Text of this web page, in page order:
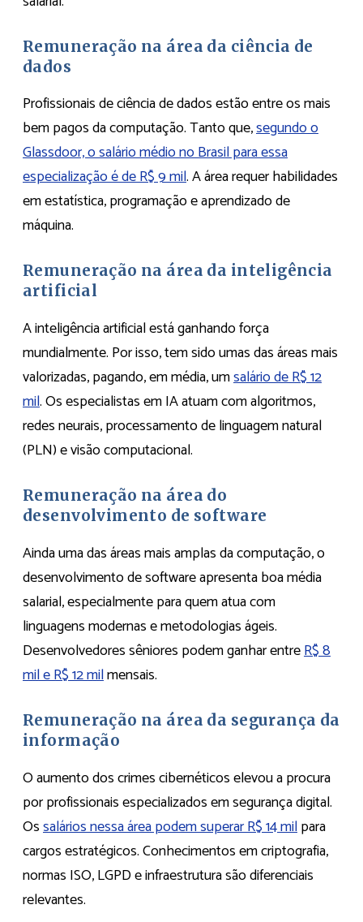
Remuneração na área da ciência de
dados
Profissionais de ciência de dados estão entre os mais
bem pagos da computação. Tanto que,segundo o
Glassdoor, o salário médio no Brasil para essa
especialização é de R$ 9 mil. A área requer habilidades
em estatística, programação e aprendizado de
máquina.
Remuneração na área da inteligência
artificial
A inteligência artificial está ganhando força
mundialmente. Por isso, tem sido umas das áreas mais
valorizadas, pagando, em média, umsalário de R$ 12
mil. Os especialistas em IA atuam com algoritmos,
redes neurais, processamento de linguagem natural
(PLN) e visão computacional.
Remuneração na área do
desenvolvimento de software
Ainda uma das áreas mais amplas da computação, o
desenvolvimento de software apresenta boa média
salarial, especialmente para quem atua com
linguagens modernas e metodologias ágeis.
Desenvolvedores sêniores podem ganhar entreR$ 8
mil e R$ 12 milmensais.
Remuneração na área da segurança da
informação
O aumento dos crimes cibernéticos elevou a procura
por profissionais especializados em segurança digital.
Ossalários nessa área podem superar R$ 14 milpara
cargos estratégicos. Conhecimentos em criptografia,
normas ISO, LGPD e infraestrutura são diferenciais
relevantes.